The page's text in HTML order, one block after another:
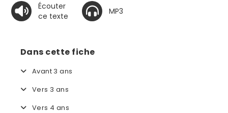
Écouter
ce texte
MP3
Dans cette fiche
Avant 3 ans
Vers 3 ans
Vers 4 ans